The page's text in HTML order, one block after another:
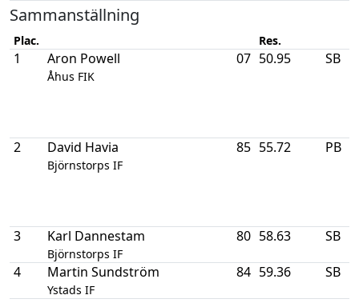
Sammanställning
Plac. Res.
1 Aron Powell
Åhus FIK
07 50.95 SB
2
David Havia
Björnstorps IF
85 55.72 PB
3
Karl Dannestam
Björnstorps IF
80 58.63 SB
4
Martin Sundström
Ystads IF
84 59.36 SB